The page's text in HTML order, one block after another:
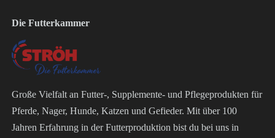
Die Futterkammer
Große Vielfalt an Futter-, Supplemente- und Pflegeprodukten für
Pferde, Nager, Hunde, Katzen und Gefieder. Mit über 100
Jahren Erfahrung in der Futterproduktion bist du bei uns in